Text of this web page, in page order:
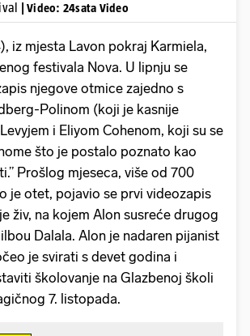
| Video: 24sata Video
iz mjesta Lavon pokraj Karmiela,
festivala Nova. U lipnju se
njegove otmice zajedno s
Polinom (koji je kasnije
i Eliyom Cohenom, koji su se
što je postalo poznato kao
Prošlog mjeseca, više od 700
je otet, pojavio se prvi videozapis
živ, na kojem Alon susreće drugog
Dalala. Alon je nadaren pijanist
je svirati s devet godina i
školovanje na Glazbenoj školi
7. listopada.